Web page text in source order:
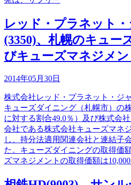
レッド・プラネット
(3350)、札幌のキュー
びキューズマネジメ
2014年05月30日
株式会社レッド・プラネット・ジ
キューズダイニング（札幌市）の
に対する割合49.0％）及び株式会
会社である株式会社キューズマネ
し、持分法適用関連会社と連結子
た。キューズダイニングの取得価
ズマネジメントの取得価額は